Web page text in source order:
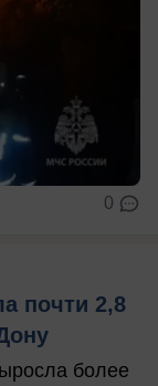
0
почти 2,8
более